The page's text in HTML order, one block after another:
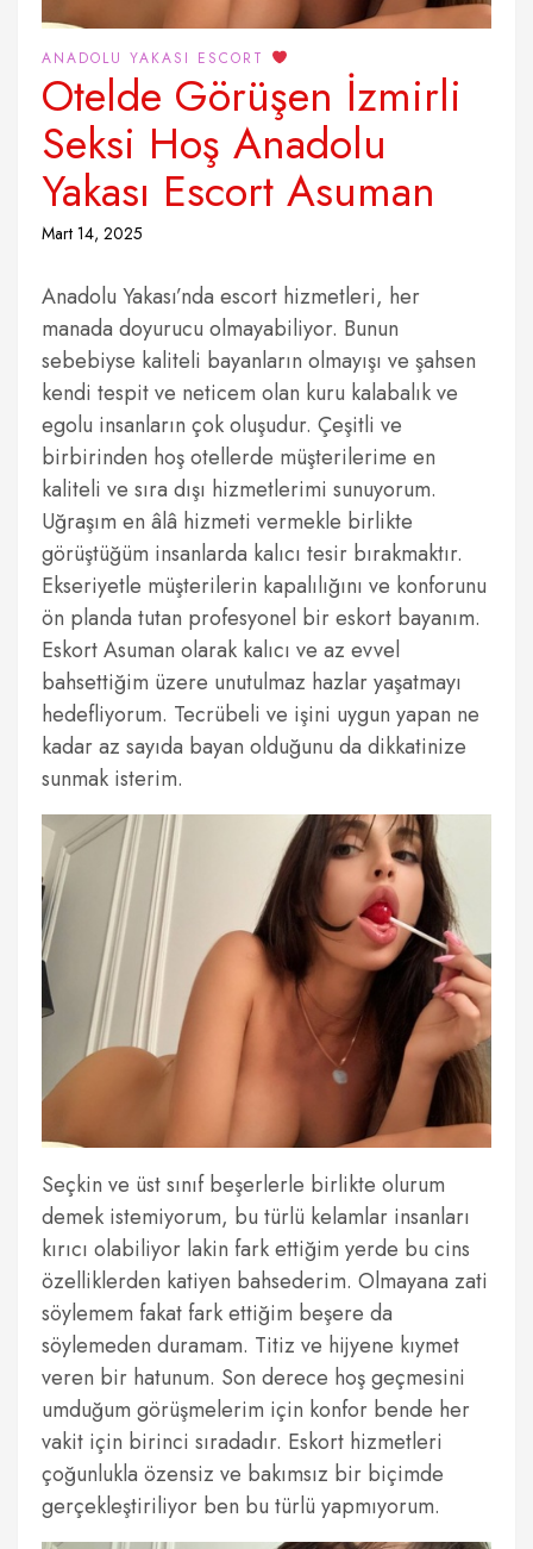
ANADOLU YAKASI ESCORT
Otelde Görüşen İzmirli
Seksi Hoş Anadolu
Yakası Escort Asuman
Mart 14, 2025
Anadolu Yakası’nda escort hizmetleri, her
manada doyurucu olmayabiliyor. Bunun
sebebiyse kaliteli bayanların olmayışı ve şahsen
kendi tespit ve neticem olan kuru kalabalık ve
egolu insanların çok oluşudur. Çeşitli ve
birbirinden hoş otellerde müşterilerime en
kaliteli ve sıra dışı hizmetlerimi sunuyorum.
Uğraşım en âlâ hizmeti vermekle birlikte
görüştüğüm insanlarda kalıcı tesir bırakmaktır.
Ekseriyetle müşterilerin kapalılığını ve konforunu
ön planda tutan profesyonel bir eskort bayanım.
Eskort Asuman olarak kalıcı ve az evvel
bahsettiğim üzere unutulmaz hazlar yaşatmayı
hedefliyorum. Tecrübeli ve işini uygun yapan ne
kadar az sayıda bayan olduğunu da dikkatinize
sunmak isterim.
Seçkin ve üst sınıf beşerlerle birlikte olurum
demek istemiyorum, bu türlü kelamlar insanları
kırıcı olabiliyor lakin fark ettiğim yerde bu cins
özelliklerden katiyen bahsederim. Olmayana zati
söylemem fakat fark ettiğim beşere da
söylemeden duramam. Titiz ve hijyene kıymet
veren bir hatunum. Son derece hoş geçmesini
umduğum görüşmelerim için konfor bende her
vakit için birinci sıradadır. Eskort hizmetleri
çoğunlukla özensiz ve bakımsız bir biçimde
gerçekleştiriliyor ben bu türlü yapmıyorum.